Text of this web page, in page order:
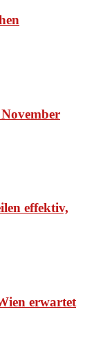
effektiv,
erwartet